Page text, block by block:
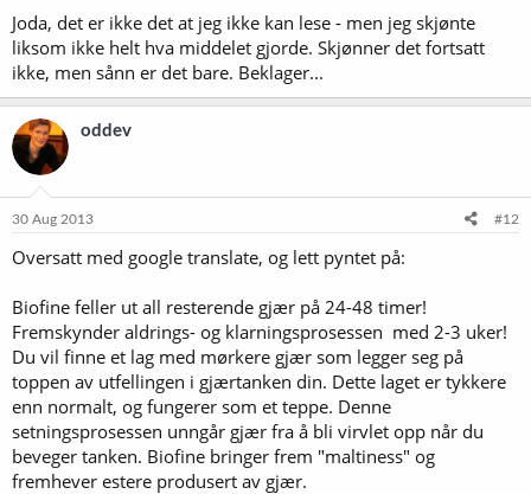
Joda, det er ikke det at jeg ikke kan lese - men jeg skjønte
liksom ikke helt hva middelet gjorde. Skjønner det fortsatt
ikke, men sånn er det bare. Beklager...
oddev
30 Aug 2013 #12
Oversatt med google translate, og lett pyntet på:
Biofine feller ut all resterende gjær på 24-48 timer!
Fremskynder aldrings- og klarningsprosessen med 2-3 uker!
Du vil finne et lag med mørkere gjær som legger seg på
toppen av utfellingen i gjærtanken din. Dette laget er tykkere
enn normalt, og fungerer som et teppe. Denne
setningsprosessen unngår gjær fra å bli virvlet opp når du
beveger tanken. Biofine bringer frem "maltiness" og
fremhever estere produsert av gjær.